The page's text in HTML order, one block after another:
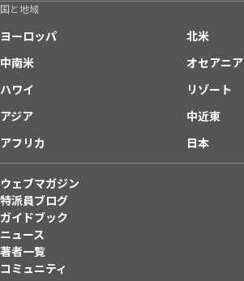
国と地域
ヨーロッパ
北米
中南米
オセアニア
ハワイ
リゾート
アジア
中近東
アフリカ
日本
ウェブマガジン
特派員ブログ
ガイドブック
ニュース
著者一覧
コミュニティ